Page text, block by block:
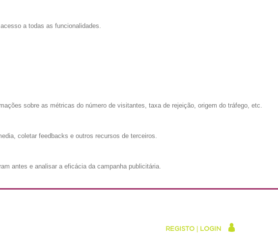
a todas as funcionalidades.
sobre as métricas do número de visitantes, taxa de rejeição, origem do tráfego, etc.
coletar feedbacks e outros recursos de terceiros.
antes e analisar a eficácia da campanha publicitária.
REGISTO LOGIN